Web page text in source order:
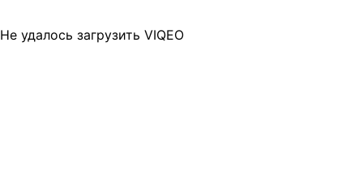
правительства, написанная до 2001 года.
Не удалось загрузить VIQEO